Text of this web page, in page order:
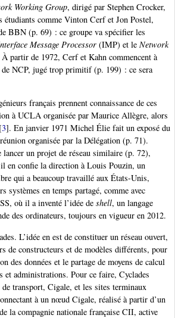
Working Group, dirigé par Stephen Crocker,
étudiants comme Vinton Cerf et Jon Postel,
BBN (p. 69) : ce groupe va spécifier les
Message Processor (IMP) et le Network
partir de 1972, Cerf et Kahn commencent à
de NCP, jugé trop primitif (p. 199) : ce sera
français prennent connaissance de ces
à UCLA organisée par Maurice Allègre, alors
[3]. En janvier 1971 Michel Élie fait un exposé du
organisée par la Délégation (p. 71).
un projet de réseau similaire (p. 72),
en confie la direction à Louis Pouzin, un
qui a beaucoup travaillé aux États-Unis,
systèmes en temps partagé, comme avec
où il a inventé l’idée de shell, un langage
des ordinateurs, toujours en vigueur en 2012.
L’idée en est de constituer un réseau ouvert,
de constructeurs et de modèles différents, pour
des données et le partage de moyens de calcul
et administrations. Pour ce faire, Cyclades
de transport, Cigale, et les sites terminaux
à un nœud Cigale, réalisé à partir d’un
la compagnie nationale française CII, active